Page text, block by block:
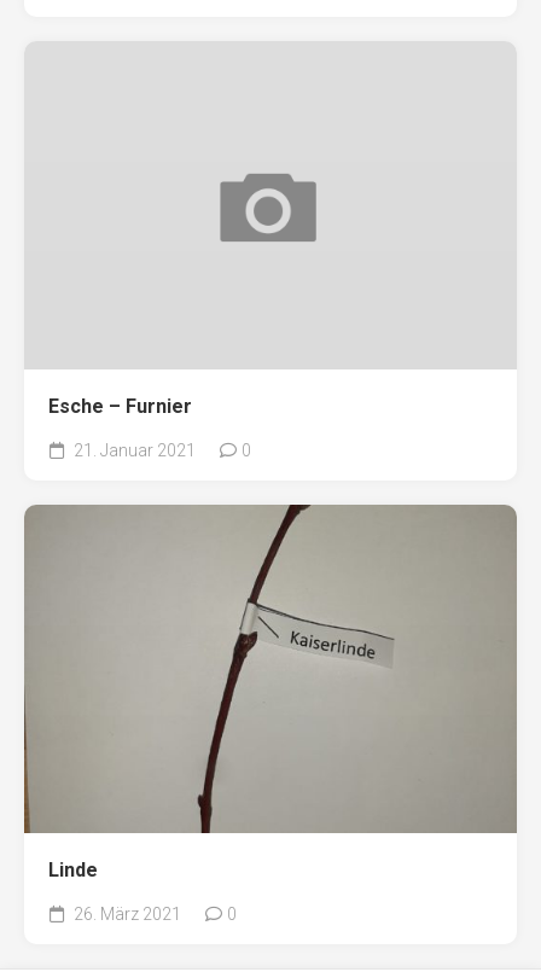
Esche – Furnier
21. Januar 2021 0
Linde
26. März 2021 0